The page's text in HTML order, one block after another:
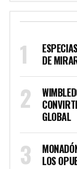
DE
GLOBAL
LOS